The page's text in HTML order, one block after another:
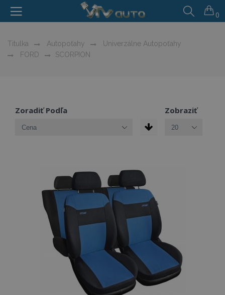
0
Titulka Autopoťahy
Univerzálne Autopoťahy
FORD
SCORPION
Zoradiť Podľa Zobraziť